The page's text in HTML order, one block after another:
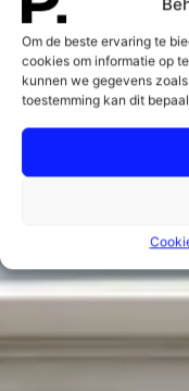
Om de beste ervaring te
cookies om informatie op
kunnen we gegevens
toestemming kan dit